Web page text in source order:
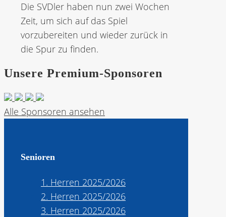
Die SVDler haben nun zwei Wochen
Zeit, um sich auf das Spiel
vorzubereiten und wieder zurück in
die Spur zu finden.
Unsere Premium-Sponsoren
Alle Sponsoren ansehen
Senioren
1. Herren 2025/2026
2. Herren 2025/2026
3. Herren 2025/2026